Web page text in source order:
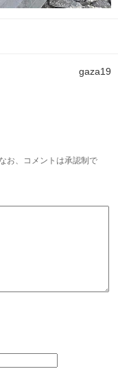
gaza19
お、コメントは承認制で